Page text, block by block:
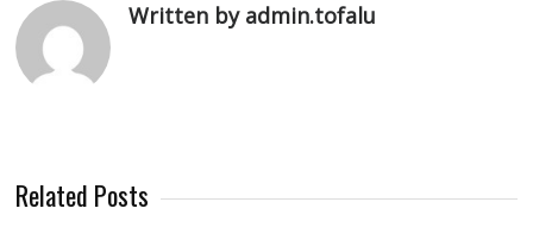
Written by admin.tofalu
Related Posts